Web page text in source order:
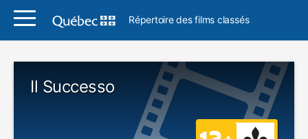
Répertoire des films classés
Il Successo